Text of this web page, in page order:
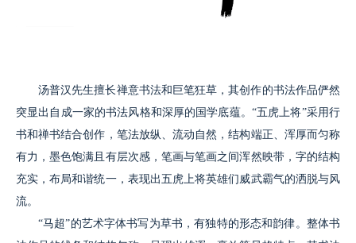
汤普汉先生擅长禅意书法和巨笔狂草，其创作的书法作品俨然
突显出自成一家的书法风格和深厚的国学底蕴。“五虎上将”采用行
书和禅书结合创作，笔法放纵、流动自然，结构端正、浑厚而匀称
有力，墨色饱满且有层次感，笔画与笔画之间浑然映带，字的结构
充实，布局和谐统一，表现出五虎上将英雄们威武霸气的洒脱与风
流。
“马超”的艺术字体书写为草书，有独特的形态和韵律。整体书